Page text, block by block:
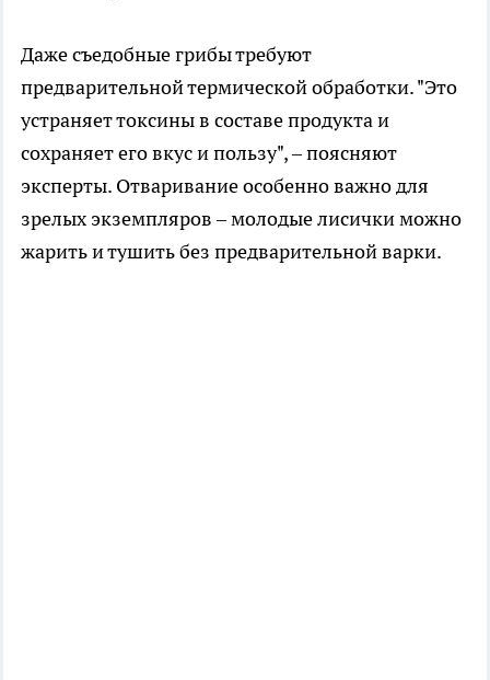
Даже съедобные грибы требуют
предварительной термической обработки. "Это
устраняет токсины в составе продукта и
сохраняет его вкус и пользу", – поясняют
эксперты. Отваривание особенно важно для
зрелых экземпляров – молодые лисички можно
жарить и тушить без предварительной варки.